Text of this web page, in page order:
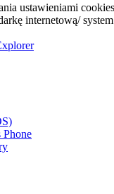
ustawieniami
internetową/